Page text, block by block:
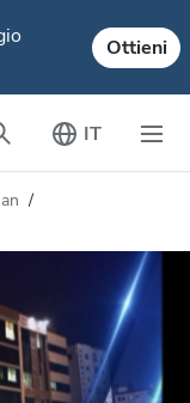
Ottieni
IT